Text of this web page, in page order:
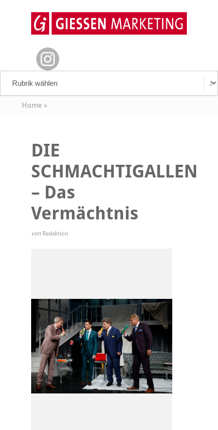
Home»
DIE
SCHMACHTIGALLEN
– Das
Vermächtnis
von Redaktion